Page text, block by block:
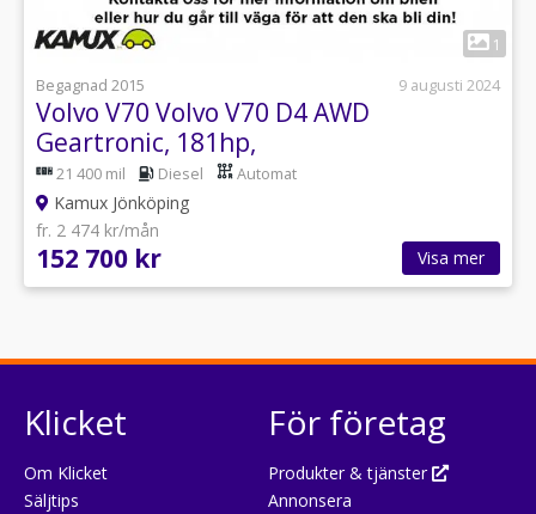
1
Begagnad 2015
9 augusti 2024
Volvo V70 Volvo V70 D4 AWD
Geartronic, 181hp,
21 400 mil Diesel Automat
Kamux Jönköping
fr. 2 474 kr/mån
152 700 kr Visa mer
Klicket
Om Klicket
Säljtips
För företag
Produkter & tjänster
Annonsera